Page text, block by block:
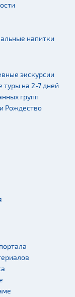
и тиры
и
напитки
экскурсии
туры на 2-7 дней
групп
Рождество